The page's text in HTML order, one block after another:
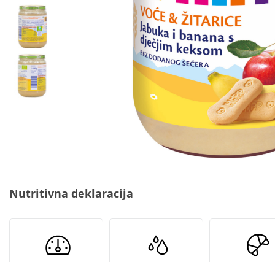
Nutritivna deklaracija